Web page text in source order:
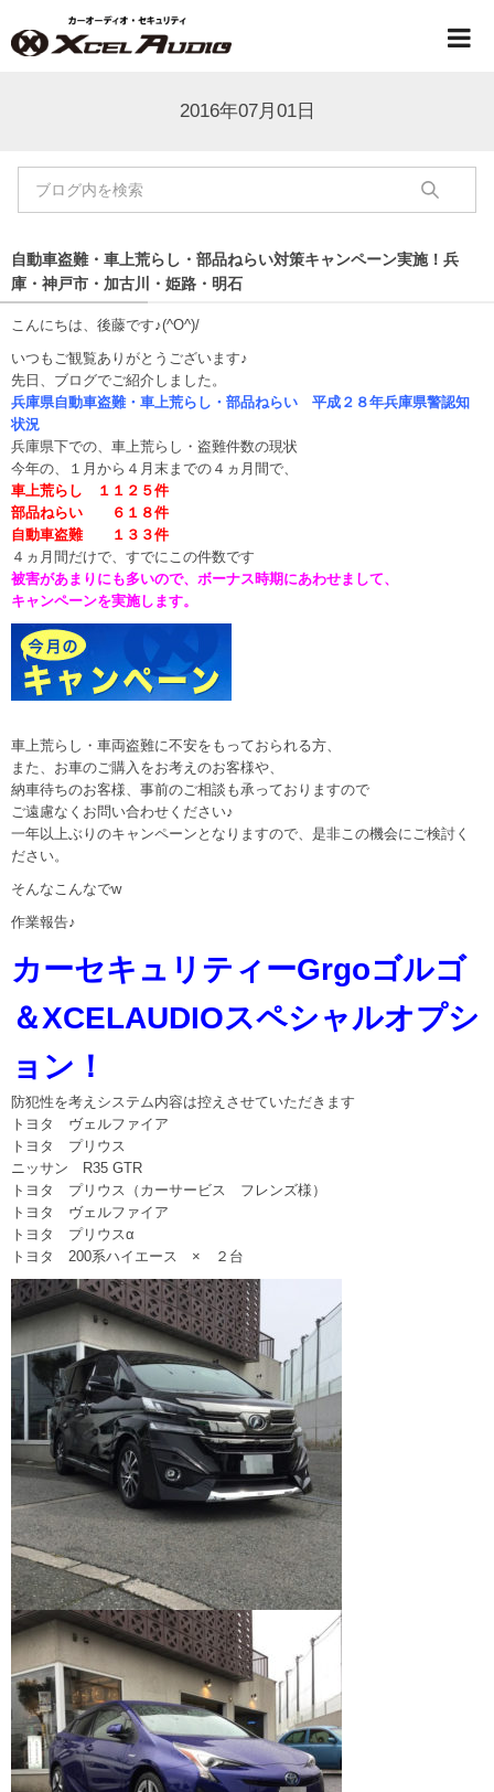
2016年07月01日
自動車盗難・車上荒らし・部品ねらい対策キャンペーン実施！兵
庫・神戸市・加古川・姫路・明石
こんにちは、後藤です♪(^O^)/
いつもご観覧ありがとうございます♪
先日、ブログでご紹介しました。
兵庫県自動車盗難・車上荒らし・部品ねらい 平成２８年兵庫県警認知
状況
兵庫県下での、車上荒らし・盗難件数の現状
今年の、１月から４月末までの４ヵ月間で、
車上荒らし １１２５件
部品ねらい ６１８件
自動車盗難 １３３件
４ヵ月間だけで、すでにこの件数です
被害があまりにも多いので、ボーナス時期にあわせまして、
キャンペーンを実施します。
車上荒らし・車両盗難に不安をもっておられる方、
また、お車のご購入をお考えのお客様や、
納車待ちのお客様、事前のご相談も承っておりますので
ご遠慮なくお問い合わせください♪
一年以上ぶりのキャンペーンとなりますので、是非この機会にご検討く
ださい。
そんなこんなでw
作業報告♪
カーセキュリティーGrgoゴルゴ
＆XCELAUDIOスペシャルオプシ
ョン！
防犯性を考えシステム内容は控えさせていただきます
トヨタ ヴェルファイア
トヨタ プリウス
ニッサン R35 GTR
トヨタ プリウス（カーサービス フレンズ様）
トヨタ ヴェルファイア
トヨタ プリウスα
トヨタ 200系ハイエース × ２台